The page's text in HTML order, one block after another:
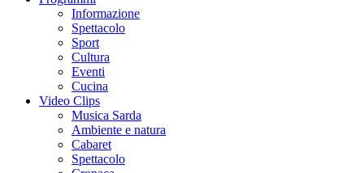
Informazione
Spettacolo
Sport
Cultura
Eventi
Cucina
Video Clips
Musica Sarda
Ambiente e natura
Cabaret
Spettacolo